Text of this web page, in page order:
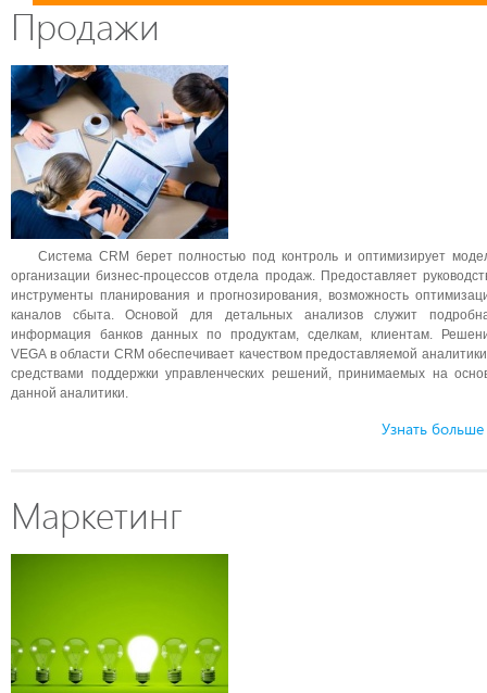
Продажи
Система CRM берет полностью под контроль и оптимизирует
организации бизнес-процессов отдела продаж. Предоставляет
инструменты планирования и прогнозирования, возможность
каналов сбыта. Основой для детальных анализов служит
информация банков данных по продуктам, сделкам, клиентам.
VEGA в области CRM обеспечивает качеством предоставляемой
средствами поддержки управленческих решений, принимаемых на
данной аналитики.
Узнать больше
Маркетинг